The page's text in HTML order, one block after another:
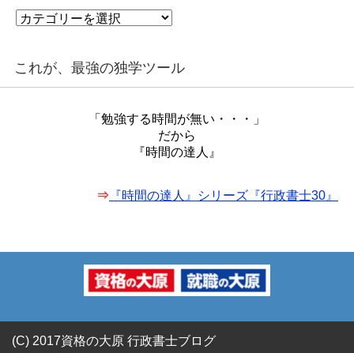
カ
リ
これが、最強の独学ツール
「勉強する時間が無い・・・」
だから
『時間の達人』
⇒ 『時間の達人』シリーズ『行政書士30』
(C) 2017資格の大原 行政書士ブログ